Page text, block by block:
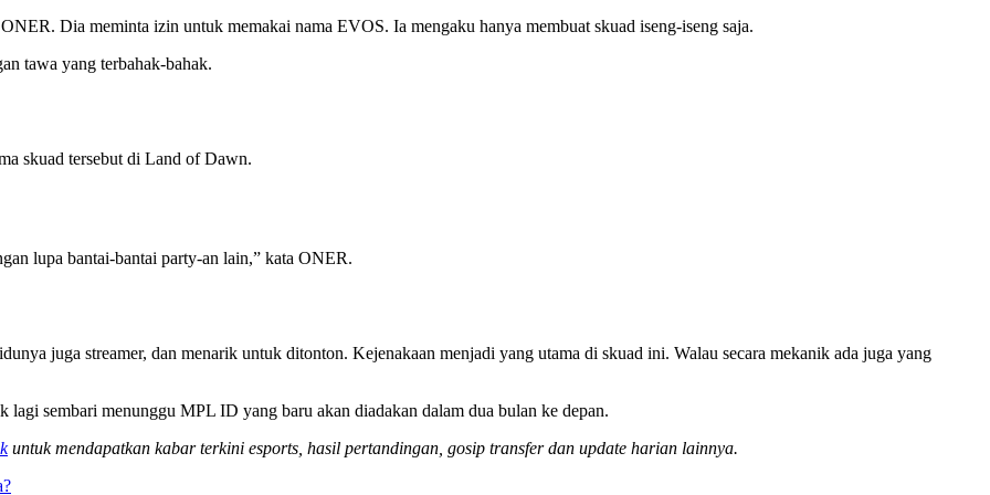
Dia meminta izin untuk memakai nama EVOS. Ia mengaku hanya membuat skuad iseng-iseng saja.
tawa yang terbahak-bahak.
skuad tersebut di Land of Dawn.
lupa bantai-bantai party-an lain,” kata ONER.
juga streamer, dan menarik untuk ditonton. Kejenakaan menjadi yang utama di skuad ini. Walau secara mekanik ada juga yang
sembari menunggu MPL ID yang baru akan diadakan dalam dua bulan ke depan.
untuk mendapatkan kabar terkini esports, hasil pertandingan, gosip transfer dan update harian lainnya.